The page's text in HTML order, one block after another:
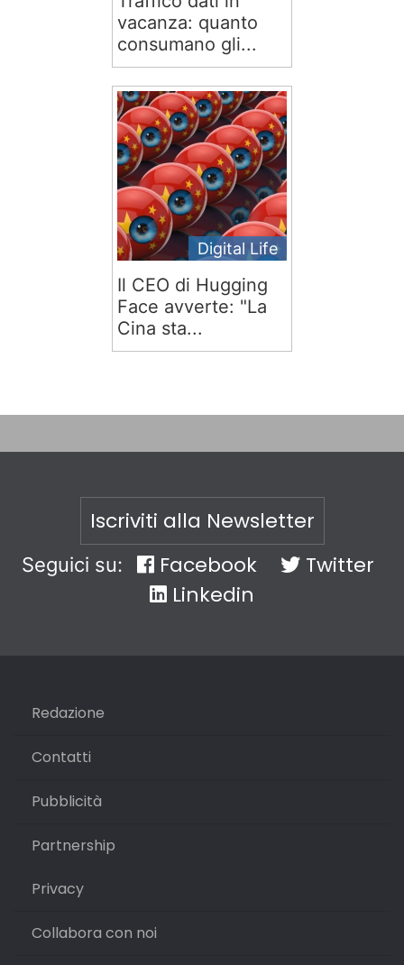
vacanza: quanto
consumano gli...
Digital Life
Il CEO di Hugging
Face avverte: "La
Cina sta...
Iscriviti alla Newsletter
Seguici su: Facebook
Twitter
Linkedin
Redazione
Contatti
Pubblicità
Partnership
Privacy
Collabora con noi